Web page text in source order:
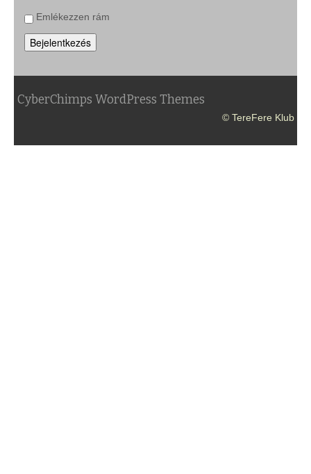
Emlékezzen rám
Bejelentkezés
CyberChimps WordPress Themes
© TereFere Klub